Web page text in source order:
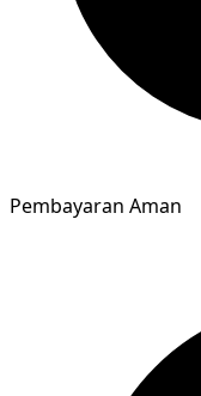
Pembayaran Aman